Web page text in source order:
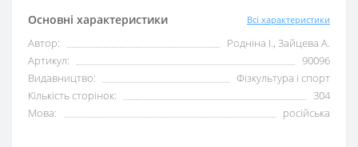
Основні характеристики Всі характеристики
Автор:
Родніна І., Зайцева А.
Артикул:
90096
Видавництво:
Фізкультура і спорт
Кількість сторінок:
304
Мова:
російська